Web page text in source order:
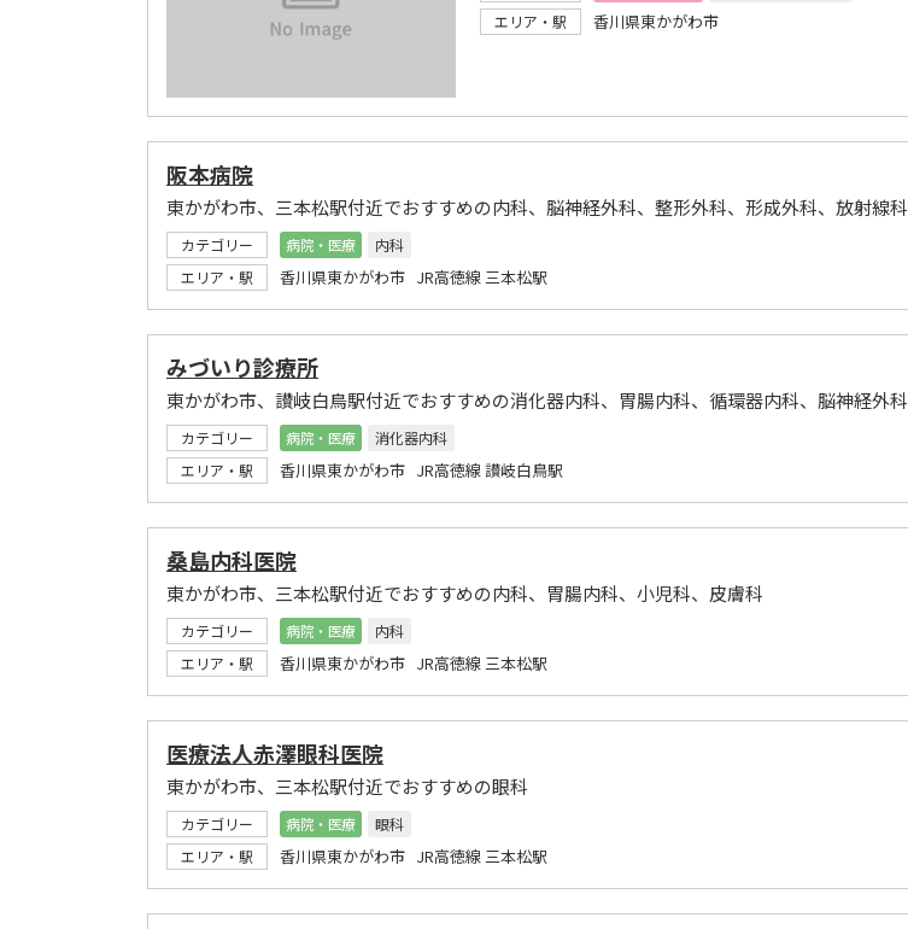
エリア・駅
香川県東かがわ市
阪本病院
東かがわ市、三本松駅付近でおすすめの内科、脳神経外科、整形外科、形成外科、放射線科
カテゴリー 病院・医療
内科
エリア・駅
香川県東かがわ市 JR高徳線 三本松駅
みづいり診療所
東かがわ市、讃岐白鳥駅付近でおすすめの消化器内科、胃腸内科、循環器内科、脳神経外科
カテゴリー 病院・医療
消化器内科
エリア・駅
香川県東かがわ市 JR高徳線 讃岐白鳥駅
桑島内科医院
東かがわ市、三本松駅付近でおすすめの内科、胃腸内科、小児科、皮膚科
カテゴリー 病院・医療
内科
エリア・駅
香川県東かがわ市 JR高徳線 三本松駅
医療法人赤澤眼科医院
東かがわ市、三本松駅付近でおすすめの眼科
カテゴリー 病院・医療
眼科
エリア・駅
香川県東かがわ市 JR高徳線 三本松駅